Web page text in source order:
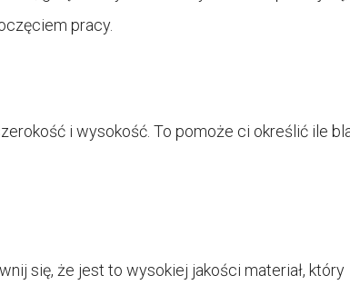
pracy.
i wysokość. To pomoże ci określić ile
się, że jest to wysokiej jakości materiał, który